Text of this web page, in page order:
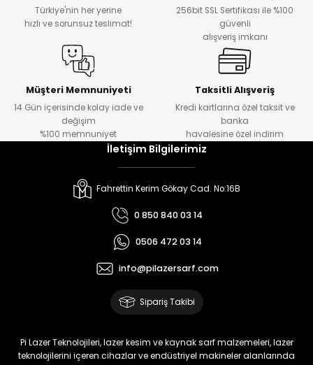
Türkiye'nin her yerine
hızlı ve sorunsuz teslimat!
256bit SSL Sertifikası ile %100
güvenli
alışveriş imkanı
Müşteri Memnuniyeti
14 Gün içerisinde kolay iade ve
değişim
%100 memnuniyet
Taksitli Alışveriş
Kredi kartlarına özel taksit ve
banka
havalesine özel indirim
İletişim Bilgilerimiz
Fahrettin Kerim Gökay Cad. No:16B
0 850 840 03 14
0506 472 03 14
info@pilazersarf.com
Sipariş Takibi
Pi Lazer Teknolojileri, lazer kesim ve kaynak sarf malzemeleri, lazer
teknolojilerini içeren cihazlar ve endüstriyel makineler alanlarında